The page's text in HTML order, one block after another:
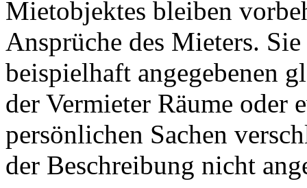
Mietobjektes bleiben
Ansprüche des Mieters.
beispielhaft angegebenen
der Vermieter Räume oder
persönlichen Sachen
der Beschreibung nicht